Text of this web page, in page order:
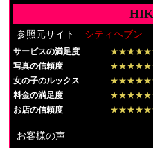
かに私より背の高い
みつき、お腹に顔を埋める
を撫でてくれます。それだ
いました。
希望のコスチュームに着替
履いてもらうと、あとはも
で見ためくるめくような時
ち切れそうなほどに張らせ
なく程よく鍛えられたふく
【プレイ内容】
Mの方が90%とお聞きしま
の高いプレイを提供してい
攻めのレベルは高く、多幸
だけます。
【スタッフの対応】
とても丁寧で問題ないと思い
参照元サイト シティヘブン
サービスの満足度
写真の信頼度
女の子のルックス
料金の満足度
お店の信頼度
お客様の声